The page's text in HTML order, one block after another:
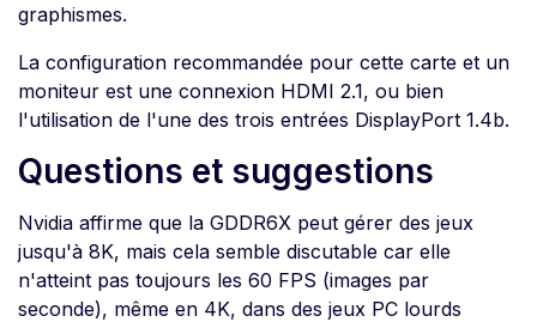
graphismes.
La configuration recommandée pour cette carte et un
moniteur est une connexion HDMI 2.1, ou bien
l'utilisation de l'une des trois entrées DisplayPort 1.4b.
Questions et suggestions
Nvidia affirme que la GDDR6X peut gérer des jeux
jusqu'à 8K, mais cela semble discutable car elle
n'atteint pas toujours les 60 FPS (images par
seconde), même en 4K, dans des jeux PC lourds